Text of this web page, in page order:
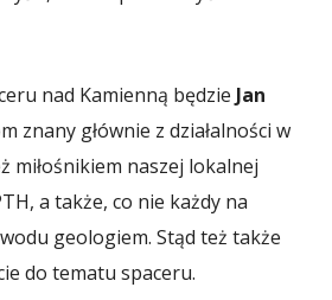
nad Kamienną będzie Jan
znany głównie z działalności w
miłośnikiem naszej lokalnej
a także, co nie każdy na
geologiem. Stąd też także
do tematu spaceru.